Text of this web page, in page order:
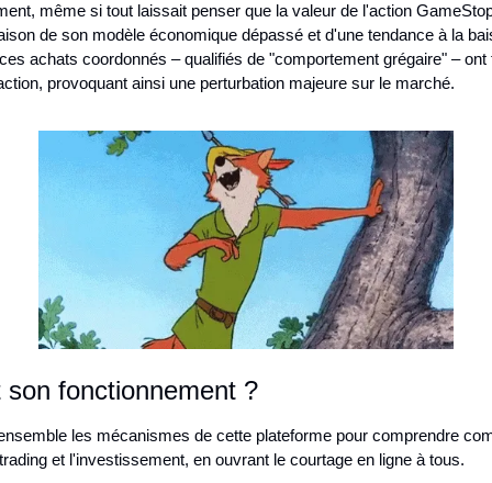
même si tout laissait penser que la valeur de l'action
de son modèle économique dépassé et d'une tendance à la
achats coordonnés – qualifiés de "comportement grégaire" – ont
provoquant ainsi une perturbation majeure sur le marché.
son fonctionnement ?
les mécanismes de cette plateforme pour comprendre
et l'investissement, en ouvrant le courtage en ligne à tous.